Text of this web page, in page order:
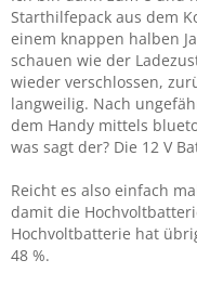
Starthilfepack aus dem
einem knappen halben
schauen wie der
wieder verschlossen,
langweilig. Nach
dem Handy mittels
was sagt der? Die 12 V
Reicht es also einfach
damit die
Hochvoltbatterie hat
48 %.